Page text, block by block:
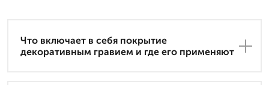
Что включает в себя покрытие
декоративным гравием и где его применяют